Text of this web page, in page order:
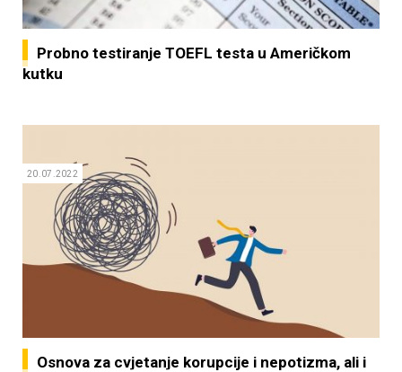
Probno testiranje TOEFL testa u Američkom
kutku
Osnova za cvjetanje korupcije i nepotizma, ali i
20.07.2022